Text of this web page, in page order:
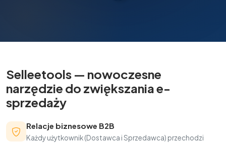
Selleetools — nowoczesne
narzędzie do zwiększania e-
sprzedaży
Relacje biznesowe B2B
Każdy użytkownik (Dostawca i Sprzedawca) przechodzi